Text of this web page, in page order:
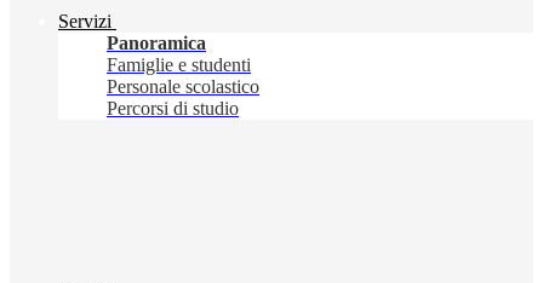
Servizi
Panoramica
Famiglie e studenti
Personale scolastico
Percorsi di studio